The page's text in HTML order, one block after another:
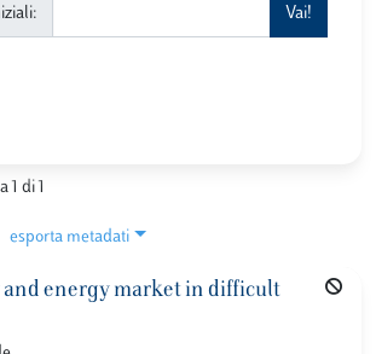
1 di 1
esporta metadati
energy market in difficult